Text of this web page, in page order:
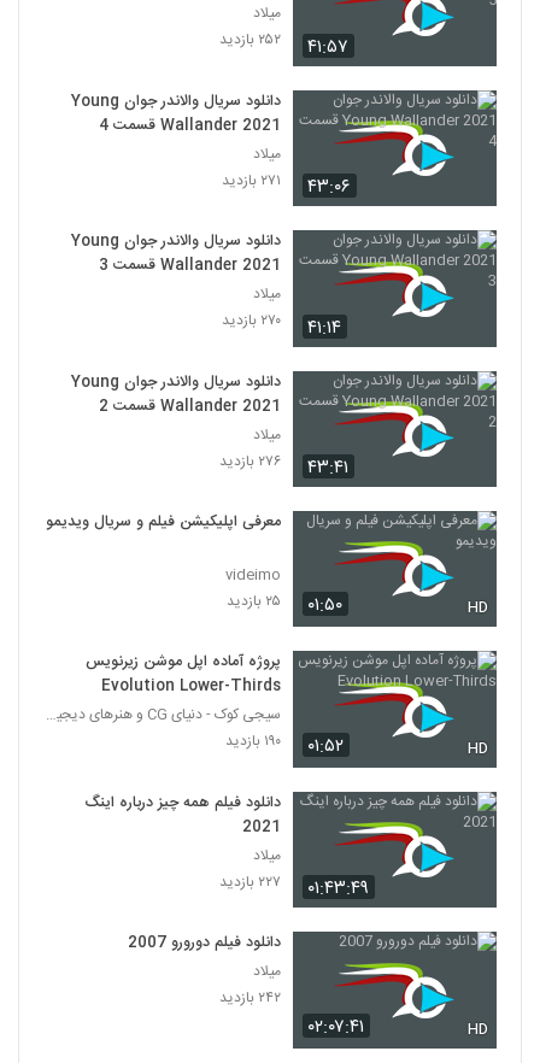
۴۱:۵۷
میلاد
۲۵۲ بازدید
۴۳:۰۶
دانلود سریال والاندر جوان Young
Wallander 2021 قسمت 4
میلاد
۲۷۱ بازدید
۴۱:۱۴
دانلود سریال والاندر جوان Young
Wallander 2021 قسمت 3
میلاد
۲۷۰ بازدید
۴۳:۴۱
دانلود سریال والاندر جوان Young
Wallander 2021 قسمت 2
میلاد
۲۷۶ بازدید
۰۱:۵۰ HD
معرفی اپلیکیشن فیلم و سریال ویدیمو
videimo
۲۵ بازدید
۰۱:۵۲ HD
پروژه آماده اپل موشن زیرنویس
Evolution Lower-Thirds
سیجی کوک - دنیای CG و هنرهای دیجیتال
۱۹۰ بازدید
۰۱:۴۳:۴۹
دانلود فیلم همه چیز درباره اینگ
2021
میلاد
۲۲۷ بازدید
۰۲:۰۷:۴۱ HD
دانلود فیلم دورورو 2007
میلاد
۲۴۲ بازدید